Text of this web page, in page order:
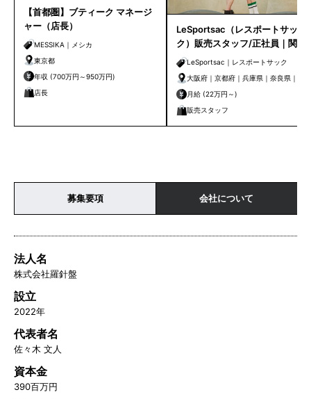
【首都圏】ブティーク マネージ
ャー（店長）
MESSIKA｜メシカ
東京都
年収 (700万円～950万円)
店長
LeSportsac（レスポートサッ
ク）販売スタッフ/正社員｜関西
エリア
LeSportsac｜レスポートサック
大阪府｜京都府｜兵庫県｜奈良県｜和
歌山県月給 (22万円～)
販売スタッフ
募集要項 会社について
法人名
株式会社羅針盤
設立
2022年
代表者名
佐々木 文人
資本金
390百万円